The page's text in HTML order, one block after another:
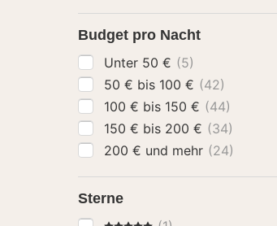
Budget pro Nacht
Unter 50 € (5)
50 € bis 100 € (42)
100 € bis 150 € (44)
150 € bis 200 € (34)
200 € und mehr (24)
Sterne